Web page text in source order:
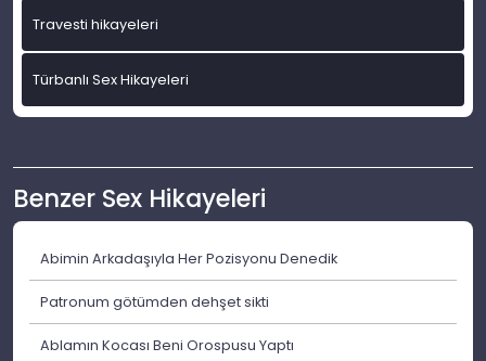
Travesti hikayeleri
Türbanlı Sex Hikayeleri
Benzer Sex Hikayeleri
Abimin Arkadaşıyla Her Pozisyonu Denedik
Patronum götümden dehşet sikti
Ablamın Kocası Beni Orospusu Yaptı